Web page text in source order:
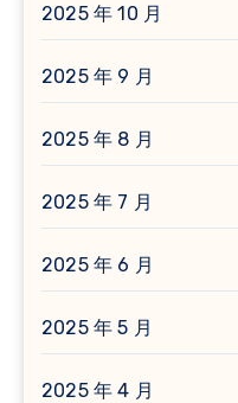
2025 年 10 月
2025 年 9 月
2025 年 8 月
2025 年 7 月
2025 年 6 月
2025 年 5 月
2025 年 4 月